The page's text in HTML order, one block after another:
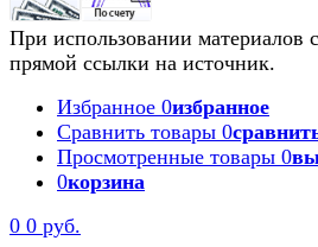
При использовании материалов
прямой ссылки на источник.
Избранное 0избранное
Сравнить товары 0
Просмотренные товары 0
0корзина
0 0 руб.